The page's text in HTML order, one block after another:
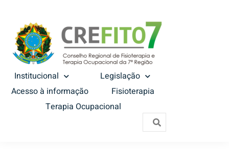
Institucional
Legislação
Acesso à informação
Fisioterapia
Terapia Ocupacional